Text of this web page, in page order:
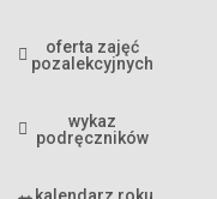
oferta zajęć
pozalekcyjnych
wykaz
podręczników
kalendarz roku